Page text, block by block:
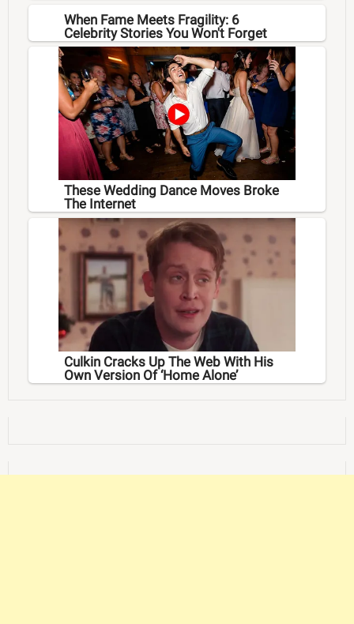
When Fame Meets Fragility: 6
Celebrity Stories You Won't Forget
These Wedding Dance Moves Broke
The Internet
Culkin Cracks Up The Web With His
Own Version Of ‘Home Alone’